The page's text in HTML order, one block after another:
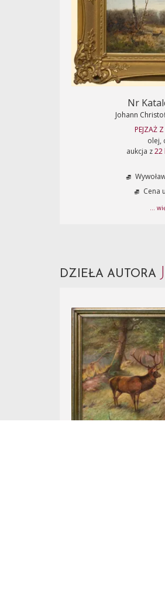
Nr
Johann
PEJZAŻ
olej,
aukcja z22
Cena
...
DZIEŁA AUTORA